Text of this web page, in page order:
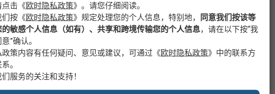
1.5m
12.5mm
0.9m
单个
击 《欧时隐私政策》 。请您仔细阅读。
们按 《欧时隐私政策》 规定处理您的个人信息，特别地，
同意我们按该等
敏感个人信息（如有）、共享和跨境传输您的个人信息，请在以下按“我
”确认。
策内容有任何疑问、意见或建议，可通过 《欧时隐私政策》 中的联系方
。
服务的关注和支持！